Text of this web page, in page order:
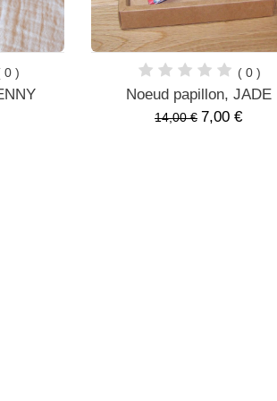
0 ) ( 0 )
Noeud papillon, JADE
14,00 € 7,00 €